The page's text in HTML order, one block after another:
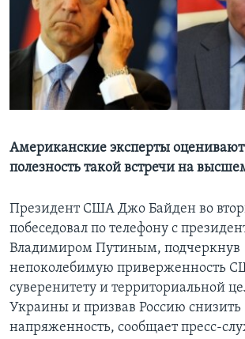
Learning English
СОЦИАЛЬНЫЕ СЕТИ
Языки
Американские эксперты оценивают
полезность такой встречи на
Президент США Джо Байден во
побеседовал по телефону с
Владимиром Путиным, подчеркнув
непоколебимую приверженность
суверенитету и территориальной
Украины и призвав Россию снизить
напряженность, сообщает пресс-